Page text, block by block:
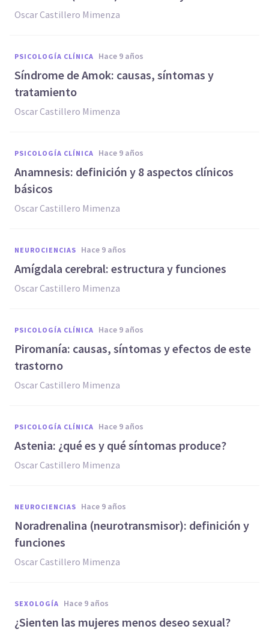
Oscar Castillero Mimenza
PSICOLOGÍA CLÍNICA hace 9 años
​Síndrome de Amok: causas, síntomas y
tratamiento
Oscar Castillero Mimenza
PSICOLOGÍA CLÍNICA hace 9 años
​Anamnesis: definición y 8 aspectos clínicos
básicos
Oscar Castillero Mimenza
NEUROCIENCIAS hace 9 años
Amígdala cerebral: estructura y funciones
Oscar Castillero Mimenza
PSICOLOGÍA CLÍNICA hace 9 años
​Piromanía: causas, síntomas y efectos de este
trastorno
Oscar Castillero Mimenza
PSICOLOGÍA CLÍNICA hace 9 años
​Astenia: ¿qué es y qué síntomas produce?
Oscar Castillero Mimenza
NEUROCIENCIAS hace 9 años
Noradrenalina (neurotransmisor): definición y
funciones
Oscar Castillero Mimenza
SEXOLOGÍA hace 9 años
​¿Sienten las mujeres menos deseo sexual?